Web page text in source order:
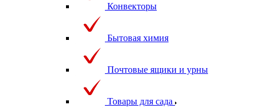
Конвекторы
Бытовая химия
Почтовые ящики и урны
Товары для сада